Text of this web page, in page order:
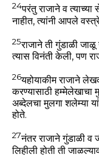
24परंतु राजाने व
नाहीत, त्यांनी आपले
25राजाने ती गुंडाळी
त्यास विनंती केली, पण
26यहोयाकीम राजाने
करण्यासाठी हम्मेलेखाचा
अब्देलचा मुलगा शलेम्या
होते.
27नंतर राजाने गुंडाळी व
लिहीली होती ती